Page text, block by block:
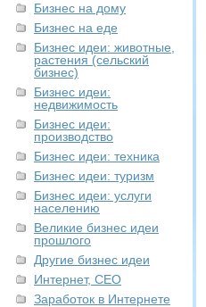
Бизнес на дому
Бизнес на еде
Бизнес идеи: животные,
растения (сельский
бизнес)
Бизнес идеи:
недвижимость
Бизнес идеи:
производство
Бизнес идеи: техника
Бизнес идеи: туризм
Бизнес идеи: услуги
населению
Великие бизнес идеи
прошлого
Другие бизнес идеи
Интернет, СЕО
Заработок в Интернете